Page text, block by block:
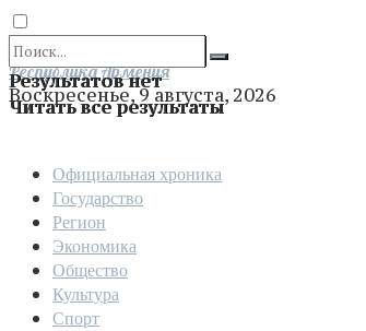
Результатов нет
Читать все результаты
Отправить
Республика Армения
Воскресенье, 9 августа, 2026
Официальная хроника
Государство
Регион
Экономика
Общество
Культура
Спорт